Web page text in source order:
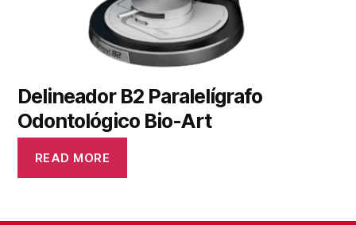
Delineador B2 Paralelígrafo
Odontológico Bio-Art
READ MORE